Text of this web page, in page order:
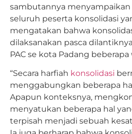
sambutannya menyampaikan
seluruh peserta konsolidasi
mengatakan bahwa
dilaksanakan pasca
PAC se kota Padang
“Secara harfiah konsolidasi
menggabungkan beberapa
Apapun konteksnya,
menyatukan beberapa hal
terpisah menjadi sebuah